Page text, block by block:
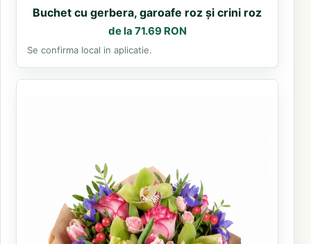
Buchet cu gerbera, garoafe roz și crini roz
de la 71.69 RON
Se confirma local in aplicatie.